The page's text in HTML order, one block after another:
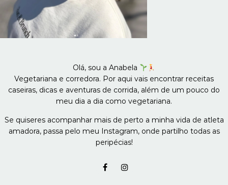
Olá, sou a Anabela
Vegetariana e corredora. Por aqui vais encontrar receitas
caseiras, dicas e aventuras de corrida, além de um pouco do
meu dia a dia como vegetariana.
Se quiseres acompanhar mais de perto a minha vida de atleta
amadora, passa pelo meu Instagram, onde partilho todas as
peripécias!